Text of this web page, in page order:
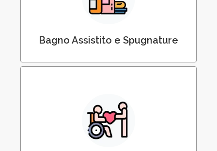
Bagno Assistito e Spugnature
Paziente Allettato
Accompagnamento Assistito di Anziani e
Malati